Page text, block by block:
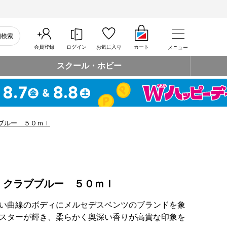
索
会員登録 ログイン お気に入り カート メニュー
スクール・ホビー
ルー ５０ｍｌ
ラブブルー ５０ｍｌ
曲線のボディにメルセデスベンツのブランドを象
ターが輝き、柔らかく奥深い香りが高貴な印象を